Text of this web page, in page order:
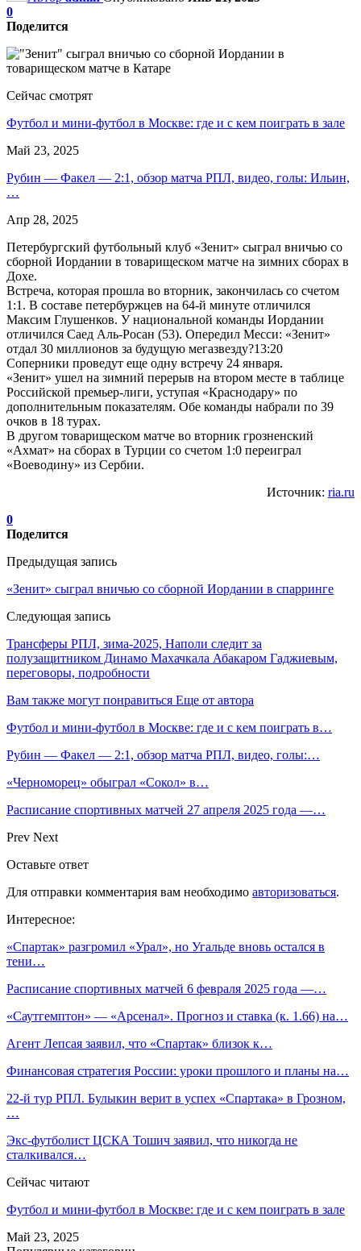
0
Поделится
Сейчас смотрят
Футбол и мини-футбол в Москве: где и с кем поиграть в зале
Май 23, 2025
Рубин — Факел — 2:1, обзор матча РПЛ, видео, голы: Ильин,
…
Апр 28, 2025
Петербургский футбольный клуб «Зенит» сыграл вничью со
сборной Иордании в товарищеском матче на зимних сборах в
Дохе.
Встреча, которая прошла во вторник, закончилась со счетом
1:1. В составе петербуржцев на 64-й минуте отличился
Максим Глушенков. У национальной команды Иордании
отличился Саед Аль-Росан (53). Опередил Месси: «Зенит»
отдал 30 миллионов за будущую мегазвезду?13:20
Соперники проведут еще одну встречу 24 января.
«Зенит» ушел на зимний перерыв на втором месте в таблице
Российской премьер-лиги, уступая «Краснодару» по
дополнительным показателям. Обе команды набрали по 39
очков в 18 турах.
В другом товарищеском матче во вторник грозненский
«Ахмат» на сборах в Турции со счетом 1:0 переиграл
«Воеводину» из Сербии.
Источник: ria.ru
0
Поделится
Предыдущая запись
«Зенит» сыграл вничью со сборной Иордании в спарринге
Следующая запись
Трансферы РПЛ, зима-2025, Наполи следит за
полузащитником Динамо Махачкала Абакаром Гаджиевым,
переговоры, подробности
Вам также могут понравиться Еще от автора
Футбол и мини-футбол в Москве: где и с кем поиграть в…
Рубин — Факел — 2:1, обзор матча РПЛ, видео, голы:…
«Черноморец» обыграл «Сокол» в…
Расписание спортивных матчей 27 апреля 2025 года —…
Prev Next
Оставьте ответ
Для отправки комментария вам необходимо авторизоваться.
Интересное:
«Спартак» разгромил «Урал», но Угальде вновь остался в
тени…
Расписание спортивных матчей 6 февраля 2025 года —…
«Саутгемптон» — «Арсенал». Прогноз и ставка (к. 1.66) на…
Агент Лепсая заявил, что «Спартак» близок к…
Финансовая стратегия России: уроки прошлого и планы на…
22-й тур РПЛ. Булыкин верит в успех «Спартака» в Грозном,
…
Экс-футболист ЦСКА Тошич заявил, что никогда не
сталкивался…
Сейчас читают
Футбол и мини-футбол в Москве: где и с кем поиграть в зале
Май 23, 2025